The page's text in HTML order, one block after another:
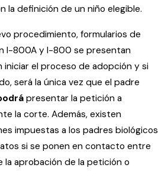
la definición de un niño elegible.
procedimiento, formularios de
I-800A y I-800 se presentan
iniciar el proceso de adopción y si
será la única vez que el padre
presentar la petición a
la corte. Además, existen
impuestas a los padres biológicos
si se ponen en contacto entre
la aprobación de la petición o